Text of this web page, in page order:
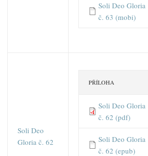
Soli Deo Gloria
č. 63 (mobi)
Soli Deo
Gloria č. 62
PŘÍLOHA
Soli Deo Gloria
č. 62 (pdf)
Soli Deo Gloria
č. 62 (epub)